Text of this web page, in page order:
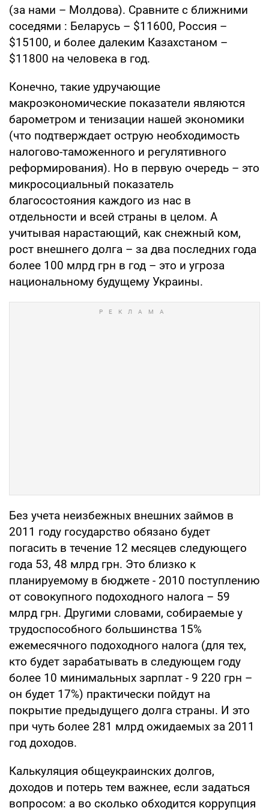
(за нами – Молдова). Сравните с ближними
соседями : Беларусь – $11600, Россия –
$15100, и более далеким Казахстаном –
$11800 на человека в год.
Конечно, такие удручающие
макроэкономические показатели являются
барометром и тенизации нашей экономики
(что подтверждает острую необходимость
налогово-таможенного и регулятивного
реформирования). Но в первую очередь – это
микросоциальный показатель
благосостояния каждого из нас в
отдельности и всей страны в целом. А
учитывая нарастающий, как снежный ком,
рост внешнего долга – за два последних года
более 100 млрд грн в год – это и угроза
национальному будущему Украины.
Без учета неизбежных внешних займов в
2011 году государство обязано будет
погасить в течение 12 месяцев следующего
года 53, 48 млрд грн. Это близко к
планируемому в бюджете - 2010 поступлению
от совокупного подоходного налога – 59
млрд грн. Другими словами, собираемые у
трудоспособного большинства 15%
ежемесячного подоходного налога (для тех,
кто будет зарабатывать в следующем году
более 10 минимальных зарплат - 9 220 грн –
он будет 17%) практически пойдут на
покрытие предыдущего долга страны. И это
при чуть более 281 млрд ожидаемых за 2011
год доходов.
Калькуляция общеукраинских долгов,
доходов и потерь тем важнее, если задаться
вопросом: а во сколько обходится коррупция